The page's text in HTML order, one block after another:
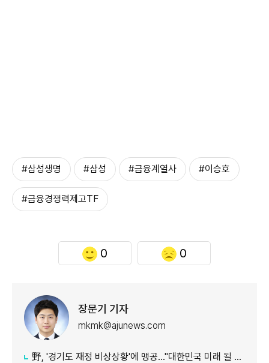
#삼성생명 #삼성 #금융계열사 #이승호
#금융경쟁력제고TF
0 0
장문기 기자
mkmk@ajunews.com
野, '경기도 재정 비상상황'에 맹공…"대한민국 미래 될 수도"